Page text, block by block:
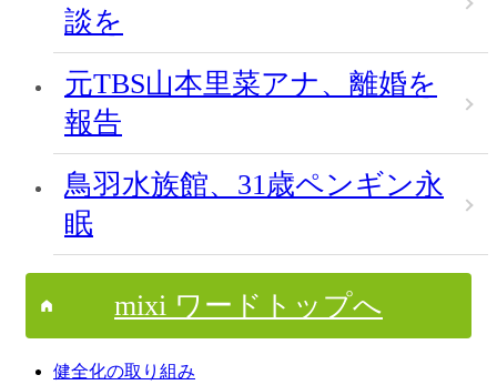
談を
元TBS山本里菜アナ、離婚を
報告
鳥羽水族館、31歳ペンギン永
眠
mixi ワードトップへ
健全化の取り組み